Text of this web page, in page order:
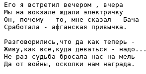
Его я встретил вечером , вчера
Мы на вокзале ждали электричку
Он, почему - то, мне сказал - Бача
Сработала - афганская привычка.
Разговорились,что да как теперь -
Живу,как все,куда деваться - надо...
Не раз судьба бросала нас на мель
Да от войны, осколки нам награда.